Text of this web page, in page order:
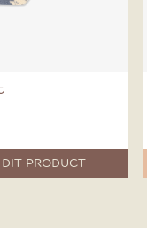
PRODUCT